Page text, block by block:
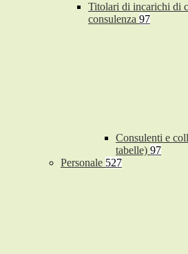
Titolari di incarichi di
consulenza 97
Consulenti e
tabelle) 97
Personale 527